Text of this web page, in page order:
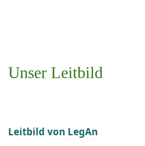
Unser Leitbild
Leitbild von LegAn